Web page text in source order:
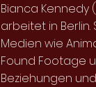
Bianca Kennedy
arbeitet in
Medien wie
Found Footage
Beziehungen